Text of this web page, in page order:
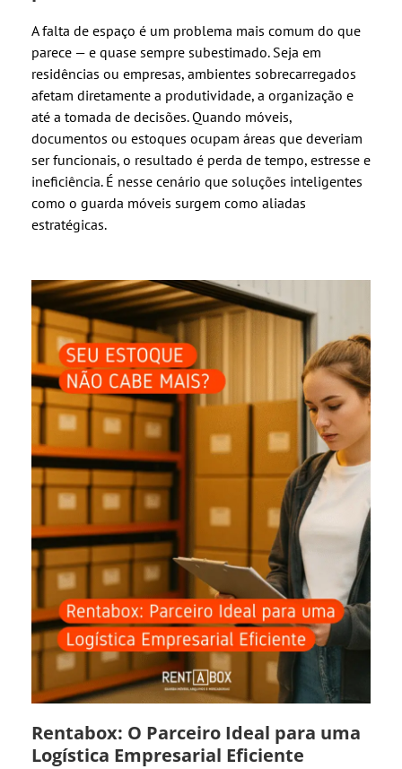
A falta de espaço é um problema mais comum do que
parece — e quase sempre subestimado. Seja em
residências ou empresas, ambientes sobrecarregados
afetam diretamente a produtividade, a organização e
até a tomada de decisões. Quando móveis,
documentos ou estoques ocupam áreas que deveriam
ser funcionais, o resultado é perda de tempo, estresse e
ineficiência. É nesse cenário que soluções inteligentes
como o guarda móveis surgem como aliadas
estratégicas.
Rentabox: O Parceiro Ideal para uma
Logística Empresarial Eficiente